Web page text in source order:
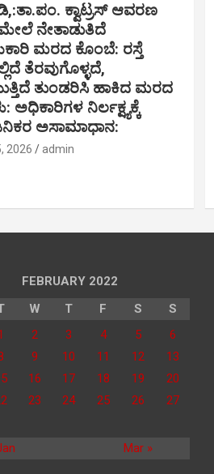
ಕ್ವಾಟ್ರಸ್ ಆವರಣ
ನೇತಾಡುತಿದೆ
ಮರದ ಕೊಂಬೆ: ರಸ್ತೆ
ತೆರವುಗೊಳ್ಳದೆ,
ತುಂಡರಿಸಿ ಹಾಕಿದ ಮರದ
ಅಧಿಕಾರಿಗಳ ನಿರ್ಲಕ್ಷ್ಯಕ್ಕೆ
ಅಸಾಮಾಧಾನ:
2026 admin
FEBRUARY 2022
W T F S S
Mar »
2 3 4 5
6
9 10 11 12
13
16 17 18 19
20
23 24 25 26
27